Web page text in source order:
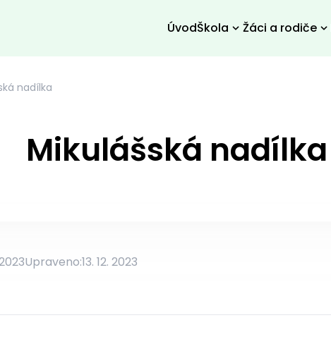
ÚvodŠkola Žáci a rodiče
nadílka
Mikulášská nadílka
Upraveno:13. 12. 2023